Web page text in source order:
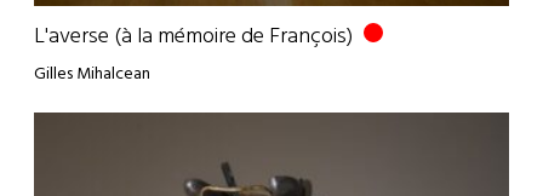
L'averse (à la mémoire de François)
Gilles Mihalcean